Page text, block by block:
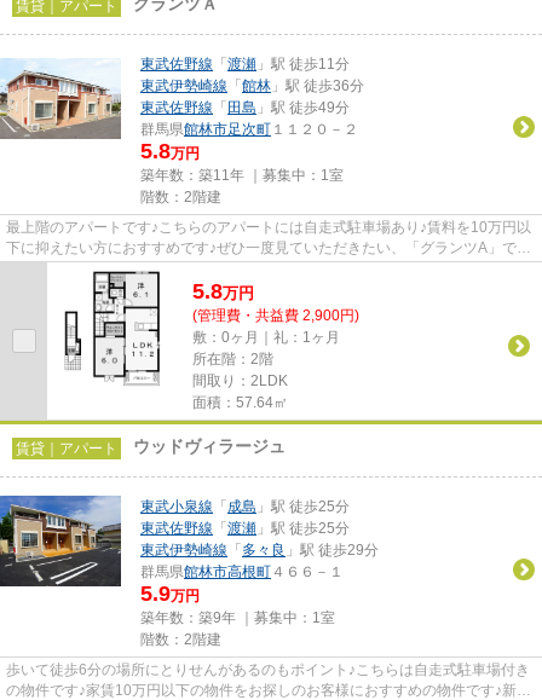
賃貸｜アパート
東武佐野線 「 渡瀬 」駅 徒歩11分
東武伊勢崎線 「 館林 」駅 徒歩36分
東武佐野線 「 田島 」駅 徒歩49分
群馬県館林市足次町 １１２０－２
5.8万円
築年数：築11年 ｜募集中： 1室
階数：2階建
最上階のアパートです♪こちらのアパートには自走式駐車場あり♪賃料を10万円以
下に抑えたい方におすすめです♪ぜひ一度見ていただきたい、「グランツA」です
♪館林市エリアにある賃貸情報...
5.8万円
(管理費・共益費 2,900円)
敷：0ヶ月｜礼：1ヶ月
所在階：2階
間取り：2LDK
面積：57.64㎡
賃貸｜アパート ウッドヴィラージュ
東武小泉線 「 成島 」駅 徒歩25分
東武佐野線 「 渡瀬 」駅 徒歩25分
東武伊勢崎線 「 多々良 」駅 徒歩29分
群馬県館林市高根町 ４６６－１
5.9万円
築年数：築9年 ｜募集中： 1室
階数：2階建
歩いて徒歩6分の場所にとりせんがあるのもポイント♪こちらは自走式駐車場付き
の物件です♪家賃10万円以下の物件をお探しのお客様におすすめの物件です♪新着